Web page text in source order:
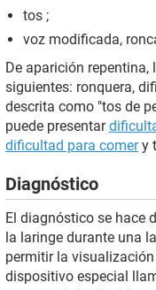
tos ;
voz modificada,
De aparición
siguientes: ronquera,
descrita como "tos de
puede presentar
dificultad para comery
Diagnóstico
El diagnóstico se hace
la laringe durante una
permitir la
dispositivo especial